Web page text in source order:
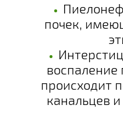
почек,
воспаление
происходит
канальцев